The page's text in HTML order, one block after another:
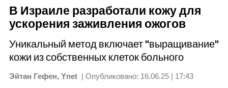
В Израиле разработали кожу для
ускорения заживления ожогов
Уникальный метод включает "выращивание"
кожи из собственных клеток больного
Эйтан Гефен, Ynet | Опубликовано: 16.06.25 | 17:43